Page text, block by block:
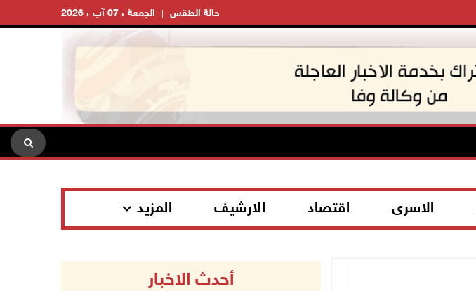
الجمعة ، 07 آب ، 2026 حالة الطقس
الاسرى اقتصاد الارشيف المزيد
أحدث الاخبار